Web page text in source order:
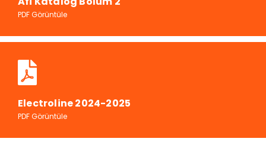
PDF Görüntüle
Electroline 2024-2025
PDF Görüntüle